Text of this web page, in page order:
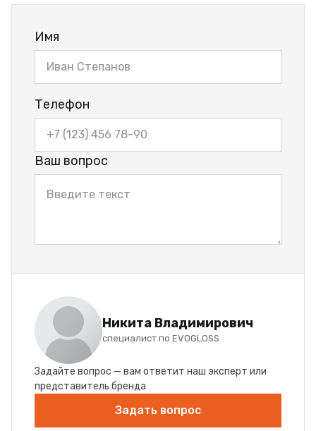
Имя
Телефон
Ваш вопрос
Никита Владимирович
специалист по EVOGLOSS
Задайте вопрос — вам ответит наш эксперт или
представитель бренда
Задать вопрос